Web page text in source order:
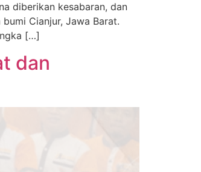
diberikan kesabaran, dan
Cianjur, Jawa Barat.
[…]
dan